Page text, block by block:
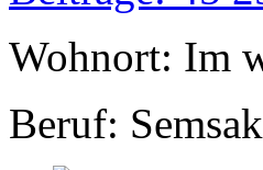
Wohnort: Im
Beruf: